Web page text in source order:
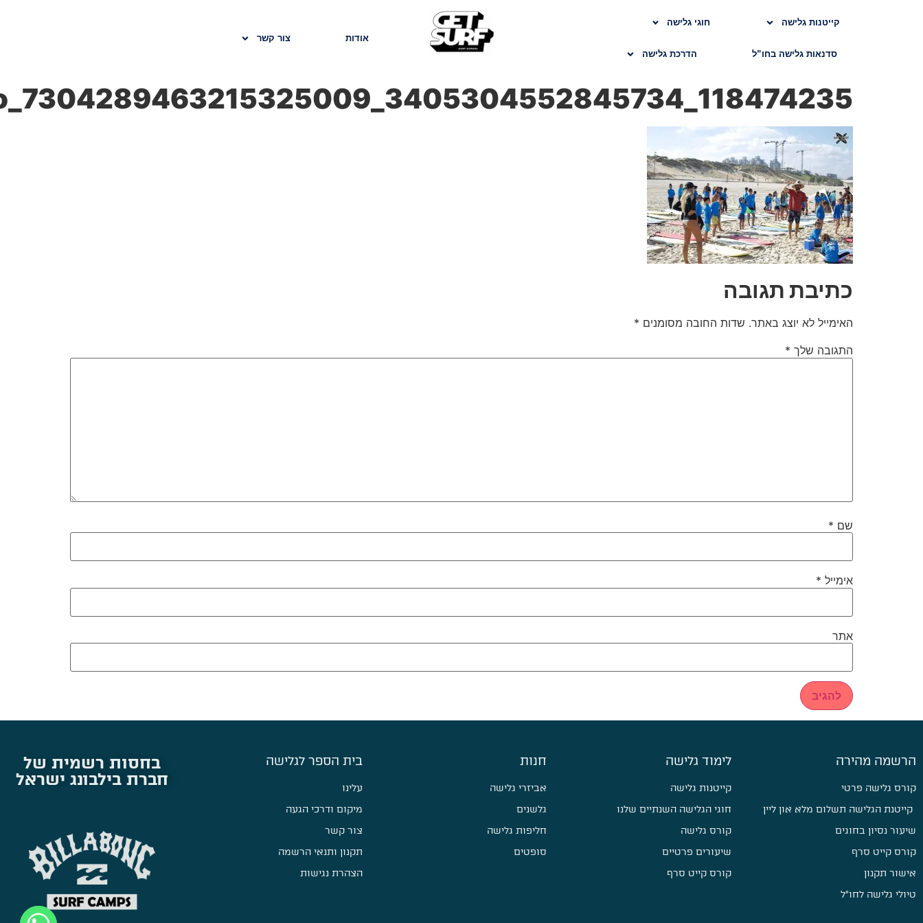
קייטנות גלישה חוגי גלישה
סדנאות גלישה בחו”ל הדרכת גלישה
בלוג אודות צור קשר
118474235_3405304552845734_7304289463215325009_o
כתיבת תגובה
האימייל לא יוצג באתר. שדות החובה מסומנים *
התגובה שלך *
שם *
אימייל *
אתר
הרשמה מהירה
קורס גלישה פרטי
קייטנת הגלישה תשלום מלא און ליין
שיעור נסיון בחוגים
קורס קייט סרף
אישור תקנון
טיולי גלישה לחו״ל
לימוד גלישה
קייטנות גלישה
חוגי הגלישה השנתיים שלנו
קורס גלישה
שיעורים פרטיים
קורס קייט סרף
חנות
אביזרי גלישה
גלשנים
חליפות גלישה
סופטים
בית הספר לגלישה
עלינו
מיקום ודרכי הגעה
צור קשר
תקנון ותנאי הרשמה
הצהרת נגישות
בחסות רשמית של
חברת בילבונג ישראל